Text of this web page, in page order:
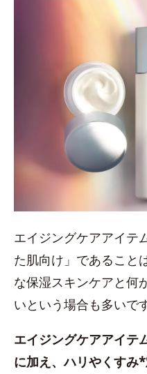
エイジングケアアイテ
た肌向け」であること
な保湿スキンケアと何
いという場合も多いで
エイジングケアアイテ
に加え、ハリやくすみ